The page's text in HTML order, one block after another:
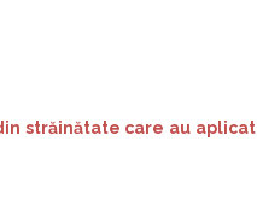
străinătate care au